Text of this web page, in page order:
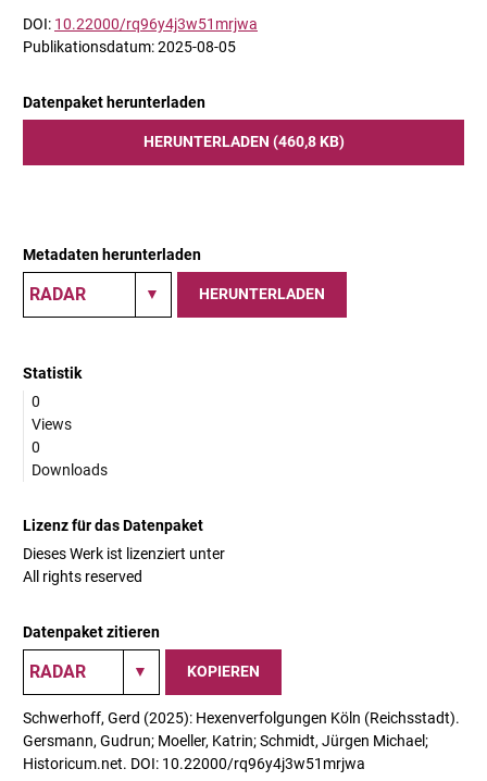
DOI: 10.22000/rq96y4j3w51mrjwa
Publikationsdatum: 2025-08-05
Datenpaket herunterladen
HERUNTERLADEN (460,8 KB)
Metadaten herunterladen
HERUNTERLADEN
Statistik
0
Views
0
Downloads
Lizenz für das Datenpaket
Dieses Werk ist lizenziert unter
All rights reserved
Datenpaket zitieren
KOPIEREN
Schwerhoff, Gerd (2025): Hexenverfolgungen Köln (Reichsstadt).
Gersmann, Gudrun; Moeller, Katrin; Schmidt, Jürgen Michael;
Historicum.net. DOI: 10.22000/rq96y4j3w51mrjwa